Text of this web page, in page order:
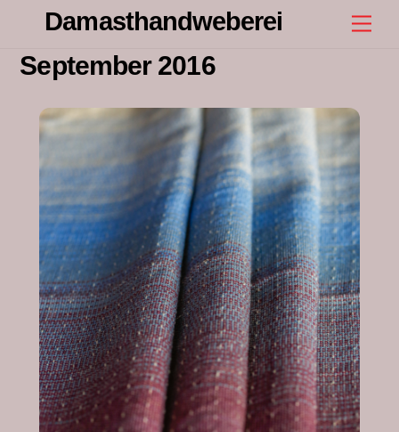
content
Damasthandweberei
September 2016